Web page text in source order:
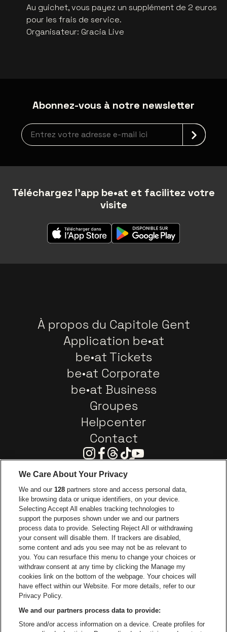
Au guichet, vous payez un supplément de 2 euros
pour les frais de service.
Organisateur: Gracia Live
Abonnez-vous à notre newsletter
Inscription à la newsletter
Téléchargez l'app be•at et facilitez votre
visite
À propos du Capitole Gent
Application be•at
be•at Tickets
be•at Corporate
be•at Business
Groupes
Helpcenter
Contact
Instagram
Facebook
Threads
TiktokYoutube
Visitez le site de Europcar
Visitez le site
Visitez le site de Coca-Cola
Visitez le site de Red Bull
Visitez le
Visitez le site de Champagne Pommery
Visitez le site de Le
Visitez le site de Le logo Lillet en
Visitez le site de
Visitez le site
Visitez le
Capitole Gent fait partie debe•at
Capitole Gent
Be-At Venues
Schijnpoortweg 119, 2170 Anvers
We Care About Your Privacy
We and our128 partners store and access personal data,
like browsing data or unique identifiers, on your device.
Selecting Accept All enables tracking technologies to
support the purposes shown under we and our partners
process data to provide. Selecting Reject All or withdrawing
your consent will disable them. If trackers are disabled,
some content and ads you see may not be as relevant to
you. You can resurface this menu to change your choices or
withdraw consent at any time by clicking the Manage my
cookies link on the bottom of the webpage. Your choices will
have effect within our Website. For more details, refer to our
Privacy Policy.
We and our partners process data to provide:
Store and/or access information on a device. Create profiles for